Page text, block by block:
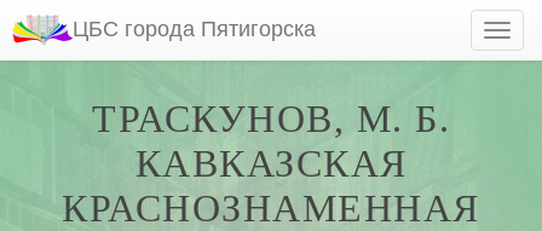
ЦБС города Пятигорска
ТРАСКУНОВ, М. Б.
КАВКАЗСКАЯ
КРАСНОЗНАМЕННАЯ